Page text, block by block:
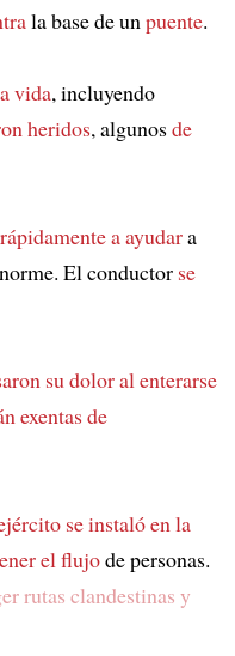
la base de unpuente.
vida, incluyendo
heridos, algunosde
a ayudara
El conductor se
su dolor al enterarse
exentas de
se instaló en la
el flujode personas.
rutas clandestinas y